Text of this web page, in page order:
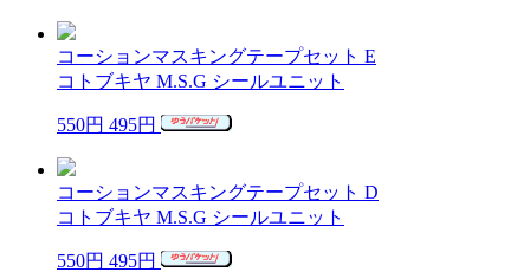
コーションマスキングテープセット E
コトブキヤ M.S.G シールユニット
550円 495円
コーションマスキングテープセット D
コトブキヤ M.S.G シールユニット
550円 495円